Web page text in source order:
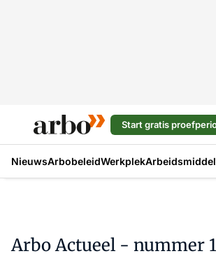
Start gratis
NieuwsArbobeleidWerkplek
Arbo Actueel - nummer